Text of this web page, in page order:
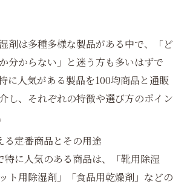
剤は多種多様な製品がある中で、「ど
分からない」と迷う方も多いはずで
に人気がある製品を100均商品と通販
し、それぞれの特徴や選び方のポイン
る定番商品とその用途
特に人気のある商品は、「靴用除湿
ト用除湿剤」「食品用乾燥剤」などの